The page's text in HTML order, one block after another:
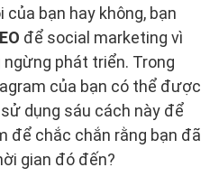
bạn hay không, bạn
để social marketing vì
phát triển. Trong
của bạn có thể được
dụng sáu cách này để
để chắc chắn rằng bạn đã
gian đó đến?